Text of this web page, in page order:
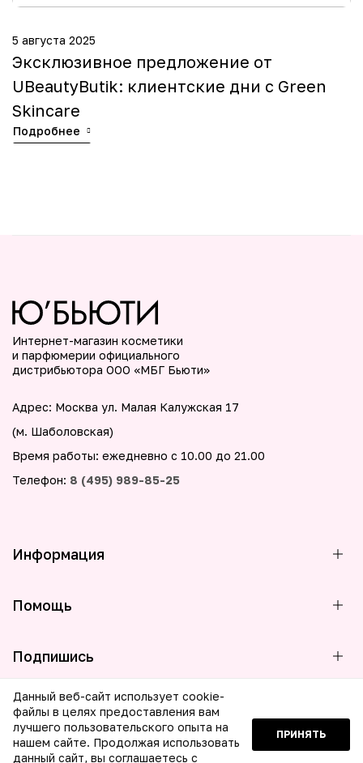
5 августа 2025
Эксклюзивное предложение от
UBeautyButik: клиентские дни с Green
Skincare
Подробнее
Интернет-магазин косметики
и парфюмерии официального
дистрибьютора ООО «МБГ Бьюти»
Адрес: Москва ул. Малая Калужская 17
(м. Шаболовская)
Время работы: ежедневно с 10.00 до 21.00
Телефон: 8 (495) 989-85-25
Информация
Помощь
Подпишись
© 2026 ООО МБГ Бьюти. Все права защищены
Данный веб-сайт использует cookie-
файлы в целях предоставления вам
лучшего пользовательского опыта на
нашем сайте. Продолжая использовать
данный сайт, вы соглашаетесь с
ПРИНЯТЬ